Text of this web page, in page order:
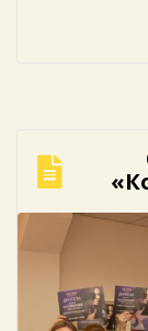
орнаменти,
унікальні